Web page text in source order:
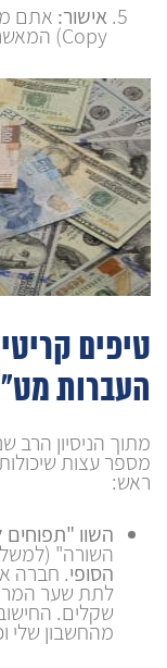
אישור:
Copy) המאשרת שהכסף בדרך ליעד.
טיפים
העברות
מספר עצות
ראש:
השוו
השורה" (למשל, 20 דולר להעברה).
הסופי. חברה
לתת שער
שקלים.
מהחשבון שלי